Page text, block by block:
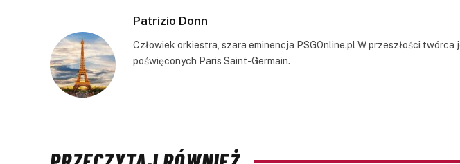
Patrizio Donn
Człowiek orkiestra, szara eminencja PSGOnline.pl W przeszłości
poświęconych Paris Saint-Germain.